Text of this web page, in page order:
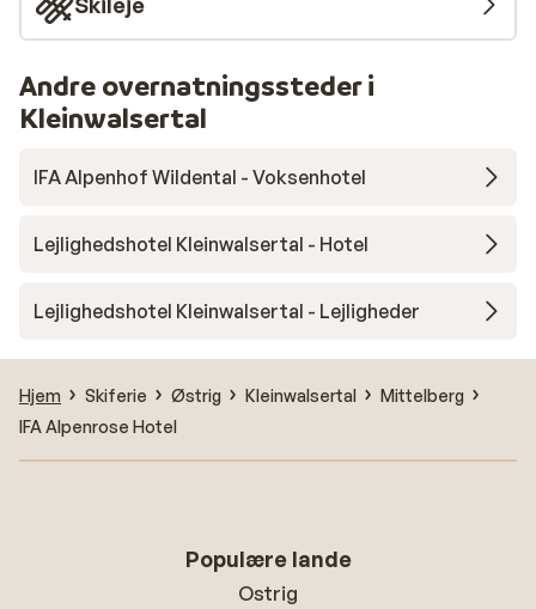
Andre overnatningssteder i
Kleinwalsertal
IFA Alpenhof Wildental - Voksenhotel
Lejlighedshotel Kleinwalsertal - Hotel
Lejlighedshotel Kleinwalsertal - Lejligheder
Hjem Skiferie Østrig Kleinwalsertal
Mittelberg
IFA Alpenrose Hotel
Populære lande
Ostrig